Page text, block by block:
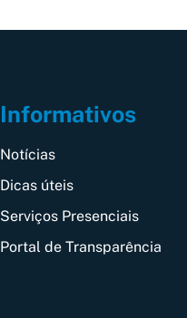
Informativos
Notícias
Dicas úteis
Serviços Presenciais
Portal de Transparência